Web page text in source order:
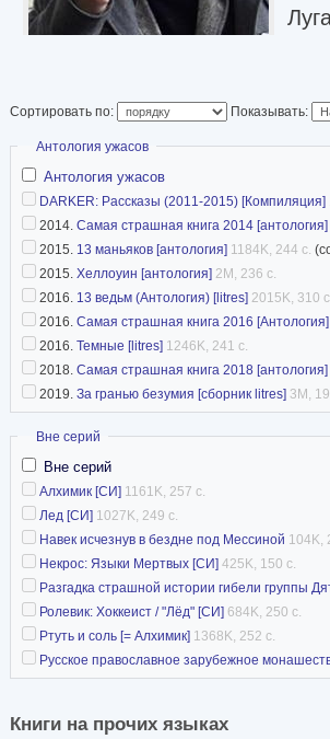
тем не менее, с тяжёлым
Работает преимущественно
детективом, мистикой и
экзотическим временем/
ХХ века, Венеция времен
государства Ближнего Востока.
Сотрудничество с проектом
первого романа Кузнецова
его публикация в серии
связи с её заморозкой
премии «Рукопись Года»,
С 2015 года Кузнецов пишет
английском. Кроме
публицистикой,
написанием пьес. Помимо
известен статьями и
СНГ «DARKER».
считает музыку. С начала
Сортировать по: Показывать:
Скрыть
Антология ужасов
Антология ужасов
DARKER: Рассказы (2011-2015) [Компиляция]
2014. Самая страшная книга 2014 [антология]
2015. 13 маньяков [антология] 1184K, 244 с.
2015. Хеллоуин [антология] 2M, 236 с.
2016. 13 ведьм (Антология) [litres] 2015K, 310
2016. Самая страшная книга 2016 [Антология]
2016. Темные [litres] 1246K, 241 с.
2018. Самая страшная книга 2018 [антология]
2019. За гранью безумия [сборник litres] 3M,
Скрыть
Вне серий
Вне серий
Алхимик [СИ] 1161K, 257 с.
Лед [СИ] 1027K, 249 с.
Навек исчезнув в бездне под Мессиной 104K,
Некрос: Языки Мертвых [СИ] 425K, 150 с.
Разгадка страшной истории гибели группы
Ролевик: Хоккеист / "Лёд" [СИ] 684K, 250 с.
Ртуть и соль [= Алхимик] 1368K, 252 с.
Русское православное зарубежное
Книги на прочих языках